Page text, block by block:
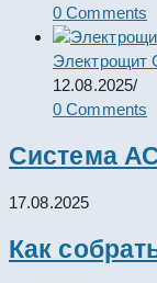
0 Comments
Электрощит
12.08.2025/
0 Comments
Система
17.08.2025
Как